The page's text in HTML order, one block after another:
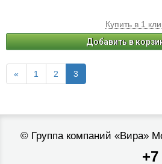
Купить в 1
Добавить в
« 1 2 3
© Группа компаний «Вира»
+7